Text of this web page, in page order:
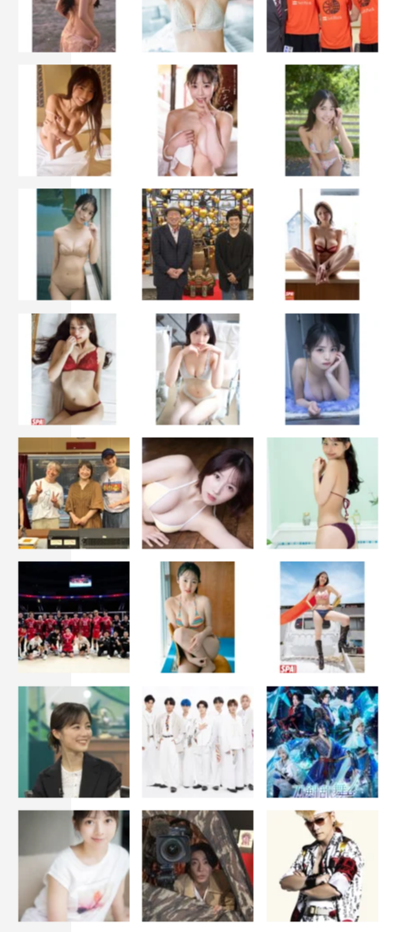
この記事の写真
ZAZY あんり いとうあさこ
カズレーザー サバンナ
スピードワゴン ティモンディ
パンサー ヒコロヒー ぼる塾
井戸田潤 佐々木希 内村光良
向井慧 小島瑠璃子 石原良純
粟野咲莉 高橋茂雄